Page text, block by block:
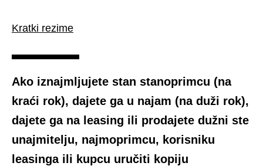
Kratki rezime
Ako iznajmljujete stan stanoprimcu (na
kraći rok), dajete ga u najam (na duži rok),
dajete ga na leasing ili prodajete dužni ste
unajmitelju, najmoprimcu, korisniku
leasinga ili kupcu uručiti kopiju